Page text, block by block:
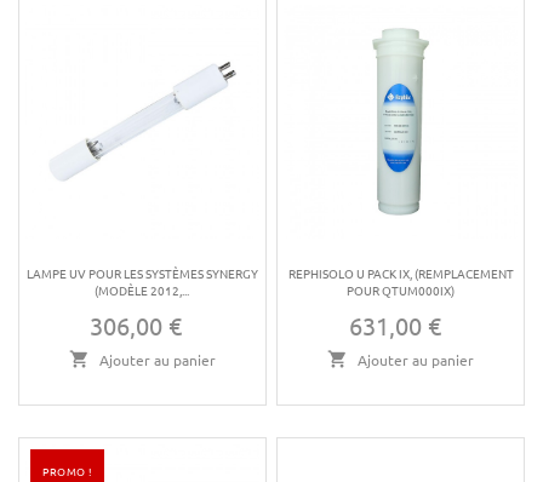
LAMPE UV POUR LES SYSTÈMES SYNERGY
(MODÈLE 2012,...
Prix
306,00 €
Ajouter au panier
REPHISOLO U PACK IX, (REMPLACEMENT
POUR QTUM000IX)
Prix
631,00 €
Ajouter au panier
PROMO !